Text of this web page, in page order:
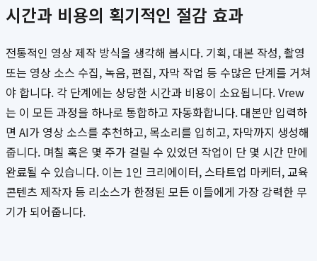
시간과 비용의 획기적인 절감 효과
전통적인 영상 제작 방식을 생각해 봅시다. 기획, 대본 작성, 촬영
또는 영상 소스 수집, 녹음, 편집, 자막 작업 등 수많은 단계를 거쳐
야 합니다. 각 단계에는 상당한 시간과 비용이 소요됩니다. Vrew
는 이 모든 과정을 하나로 통합하고 자동화합니다. 대본만 입력하
면 AI가 영상 소스를 추천하고, 목소리를 입히고, 자막까지 생성해
줍니다. 며칠 혹은 몇 주가 걸릴 수 있었던 작업이 단 몇 시간 만에
완료될 수 있습니다. 이는 1인 크리에이터, 스타트업 마케터, 교육
콘텐츠 제작자 등 리소스가 한정된 모든 이들에게 가장 강력한 무
기가 되어줍니다.